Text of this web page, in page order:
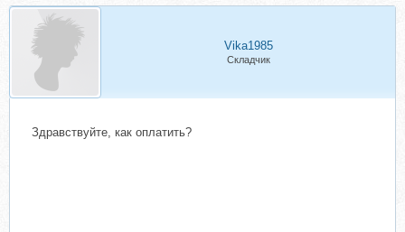
Vika1985
Складчик
Здравствуйте, как оплатить?